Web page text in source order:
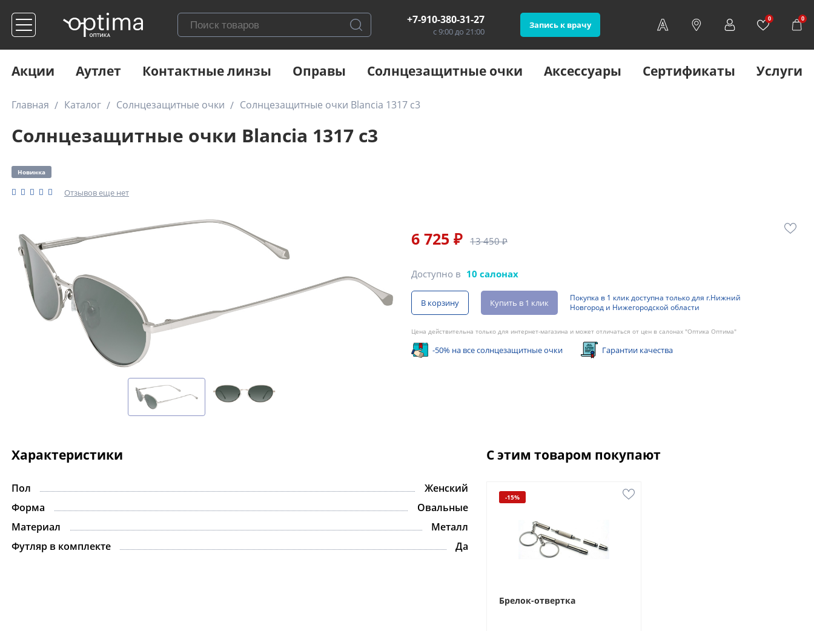
+7-910-380-31-27
с 9:00 до 21:00
Запись к врачу
0 0
Акции Аутлет Контактные линзы Оправы Солнцезащитные очки Аксессуары Сертификаты Услуги
Главная Каталог Солнцезащитные очки Солнцезащитные очки Blancia 1317 с3
Солнцезащитные очки Blancia 1317 с3
Новинка
Отзывов еще нет
6 725 ₽ 13 450 ₽
Доступно в 10 салонах
В корзину Купить в 1 клик
Покупка в 1 клик доступна только для г.Нижний
Новгород и Нижегородской области
Цена действительна только для интернет-магазина и может отличаться от цен в салонах "Оптика Оптима"
-50% на все солнцезащитные очки Гарантии качества
Характеристики
Пол
Женский
Форма
Овальные
Материал
Металл
Футляр в комплекте
Да
С этим товаром покупают
-15%
Брелок-отвертка